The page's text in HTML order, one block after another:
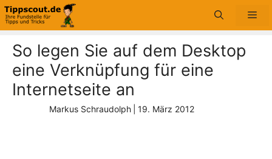
Zum
Inhalt
So legen Sie auf dem Desktop
eine Verknüpfung für eine
Internetseite an
Markus Schraudolph 19. März 2012